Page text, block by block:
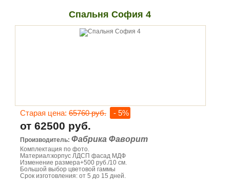
Спальня София 4
Старая цена: 65760 руб. - 5%
от 62500 руб.
Производитель: Фабрика Фаворит
Комплектация по фото.
Материал:корпус ЛДСП фасад МДФ
Изменение размера+500 руб./10 см.
Большой выбор цветовой гаммы
Срок изготовления: от 5 до 15 дней.